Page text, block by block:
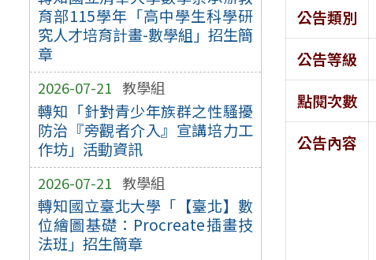
育部115學年「高中學生科學研
究人才培育計畫-數學組」招生簡
章
2026-07-21 教學組
轉知「針對青少年族群之性騷擾
防治『旁觀者介入』宣講培力工
作坊」活動資訊
2026-07-21 教學組
轉知國立臺北大學「【臺北】數
位繪圖基礎：Procreate插畫技
法班」招生簡章
公告類別
公告等級
點閱次數
公告內容